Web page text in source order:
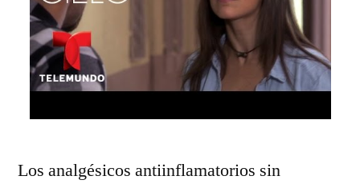
Los analgésicos antiinflamatorios sin